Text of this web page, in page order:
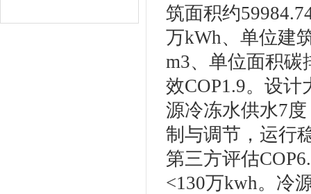
筑面积约
万kWh、单位建
m3、单位面积碳
效COP1.9。设
源冷冻水供水7
制与调节，运行
第三方评估
<130万kwh。冷